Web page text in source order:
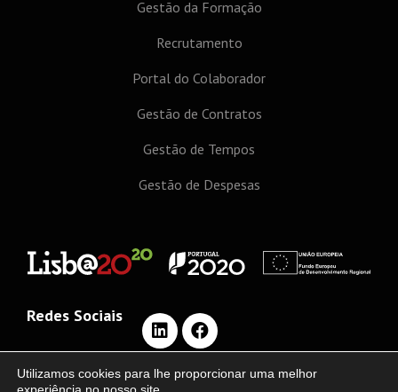
Gestão da Formação
Recrutamento
Portal do Colaborador
Gestão de Contratos
Gestão de Tempos
Gestão de Despesas
Redes Sociais
Utilizamos cookies para lhe proporcionar uma melhor